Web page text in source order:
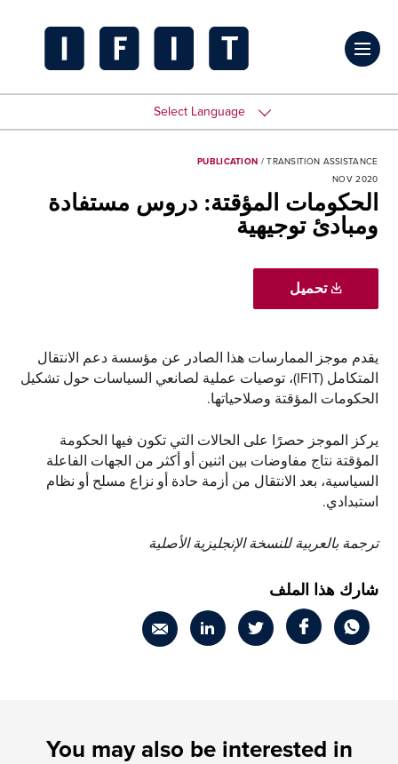
Logo
Click
menu
Select Language
PUBLICATION / TRANSITION ASSISTANCE
NOV 2020
الحكومات المؤقتة: دروس مستفادة
ومبادئ توجيهية
تحميل
يقدم موجز الممارسات هذا الصادر عن مؤسسة دعم الانتقال
المتكامل (IFIT)، توصيات عملية لصانعي السياسات حول تشكيل
الحكومات المؤقتة وصلاحياتها.
يركز الموجز حصرًا على الحالات التي تكون فيها الحكومة
المؤقتة نتاج مفاوضات بين اثنين أو أكثر من الجهات الفاعلة
السياسية، بعد الانتقال من أزمة حادة أو نزاع مسلح أو نظام
استبدادي.
ترجمة بالعربية للنسخة الإنجليزية الأصلية
شارك هذا الملف
You may also be interested in